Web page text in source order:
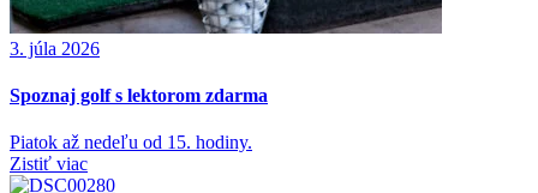
3. júla 2026
Spoznaj golf s lektorom zdarma
Piatok až nedeľu od 15. hodiny.
Zistiť viac